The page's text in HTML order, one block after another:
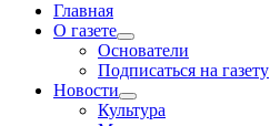
Главная
О газете
Основатели
Подписаться на газету
Новости
Культура